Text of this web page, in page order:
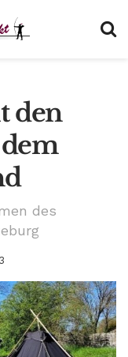
den
des